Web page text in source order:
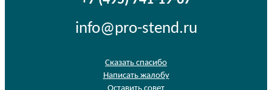
info@pro-stend.ru
Сказать спасибо
Написать жалобу